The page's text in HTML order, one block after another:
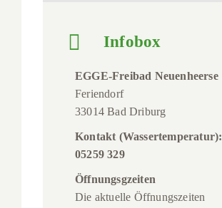
Infobox
EGGE-Freibad Neuenheerse
Feriendorf
33014 Bad Driburg
Kontakt (Wassertemperatur):
05259 329
Öffnungsgzeiten
Die aktuelle Öffnungszeiten